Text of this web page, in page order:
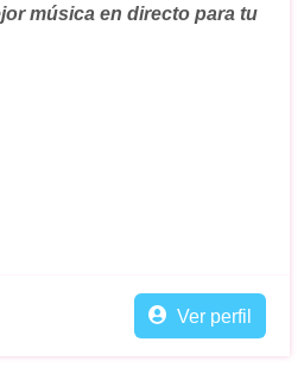
música en directo para tu
Ver perfil